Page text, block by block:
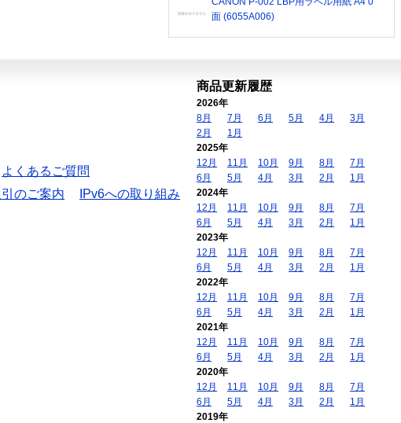
面 (6055A006)
よくあるご質問
のご案内
IPv6への取り組み
商品更新履歴
2026年
8月
7月 6月 5月 4月
3月
2月
1月
2025年
12月
11月 10月 9月 8月
7月
6月
5月 4月 3月 2月
1月
2024年
12月
11月 10月 9月 8月
7月
6月
5月 4月 3月 2月
1月
2023年
12月
11月 10月 9月 8月
7月
6月
5月 4月 3月 2月
1月
2022年
12月
11月 10月 9月 8月
7月
6月
5月 4月 3月 2月
1月
2021年
12月
11月 10月 9月 8月
7月
6月
5月 4月 3月 2月
1月
2020年
12月
11月 10月 9月 8月
7月
6月
5月 4月 3月 2月
1月
2019年